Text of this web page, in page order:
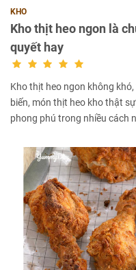
KHO
Kho thịt heo ngon là
quyết hay
Kho thịt heo ngon không
biến, món thịt heo kho thật
phong phú trong nhiều cách